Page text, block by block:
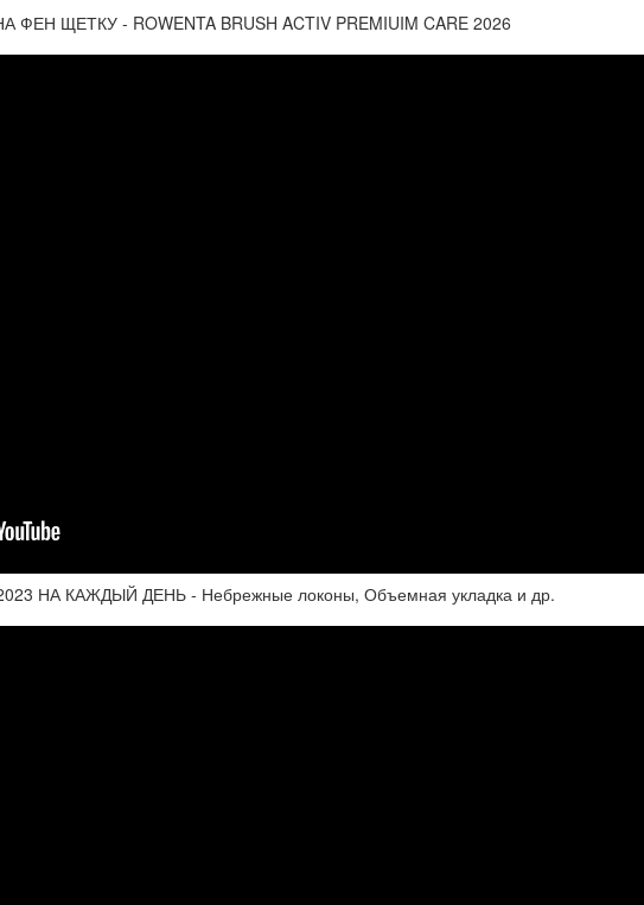
ЩЕТКУ - ROWENTA BRUSH ACTIV PREMIUIM CARE 2026
НА КАЖДЫЙ ДЕНЬ - Небрежные локоны, Объемная укладка и др.